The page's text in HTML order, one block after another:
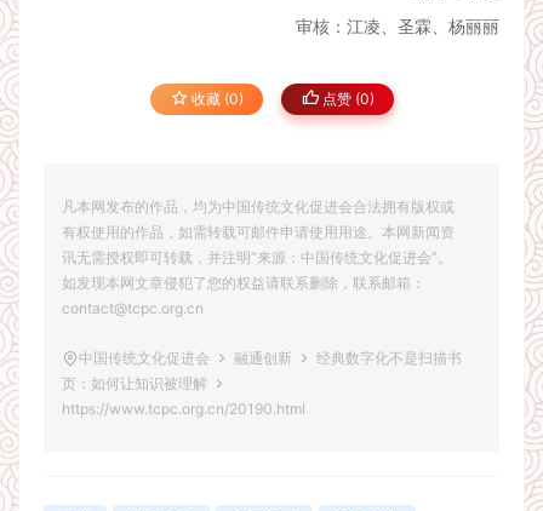
审核：江凌、圣霖、杨丽丽
收藏 (0) 点赞 (0)
凡本网发布的作品，均为中国传统文化促进会合法拥有版权或
有权使用的作品，如需转载可邮件申请使用用途。本网新闻资
讯无需授权即可转载，并注明“来源：中国传统文化促进会”。
如发现本网文章侵犯了您的权益请联系删除，联系邮箱：
contact@tcpc.org.cn
中国传统文化促进会 融通创新
经典数字化不是扫描书
页：如何让知识被理解
https://www.tcpc.org.cn/20190.html